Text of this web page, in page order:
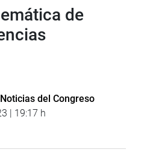
de
del Congreso
| 19:17 h